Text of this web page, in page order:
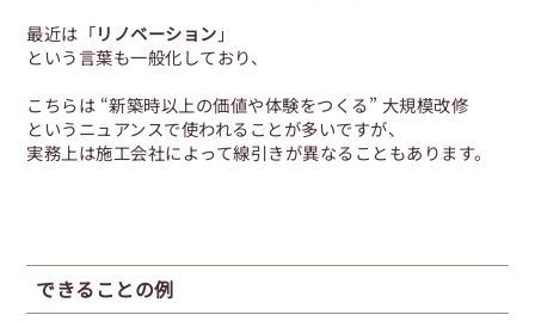
最近は「リノベーション 」
という言葉も一般化しており、
こちらは “新築時以上の価値や体験をつくる” 大規模改修
というニュアンスで使われることが多いですが、
実務上は施工会社によって線引きが異なることもあります。
できることの例